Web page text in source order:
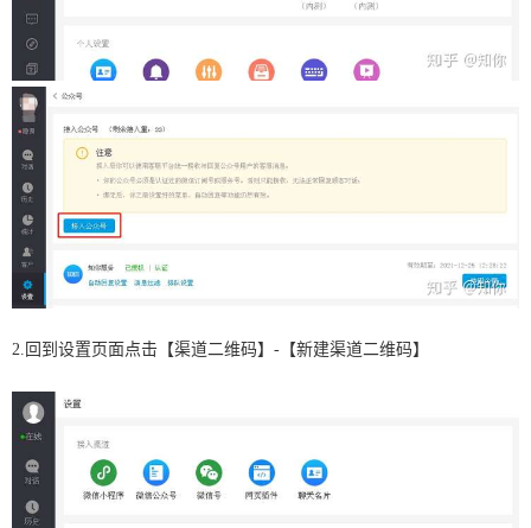
2.回到设置页面点击【渠道二维码】-【新建渠道二维码】